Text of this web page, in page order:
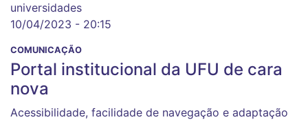
universidades
10/04/2023 - 20:15
COMUNICAÇÃO
Portal institucional da UFU de cara
nova
Acessibilidade, facilidade de navegação e adaptação